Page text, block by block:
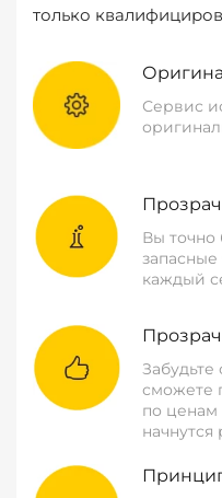
только
Сервис
Вы точно
каждый
сможете
по ценам
начнутся